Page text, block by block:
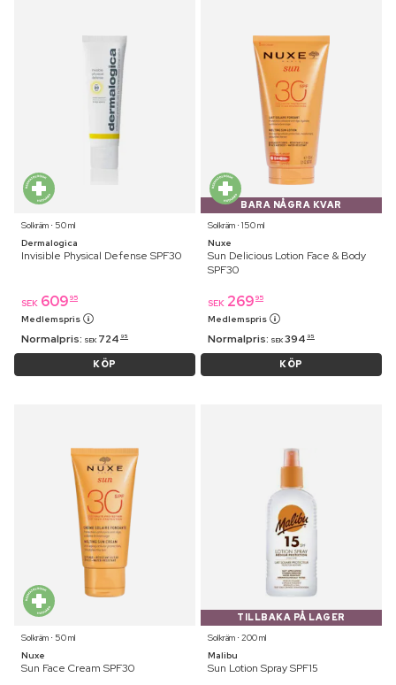
Solkräm ⋅ 50 ml
Dermalogica
Invisible Physical Defense SPF30
SEK 609 95
Medlemspris
Normalpris: SEK 724 95
KÖP
BARA NÅGRA KVAR
Solkräm ⋅ 150 ml
Nuxe
Sun Delicious Lotion Face & Body
SPF30
SEK 269 95
Medlemspris
Normalpris: SEK 394 95
KÖP
Solkräm ⋅ 50 ml
Nuxe
Sun Face Cream SPF30
TILLBAKA PÅ LAGER
Solkräm ⋅ 200 ml
Malibu
Sun Lotion Spray SPF15